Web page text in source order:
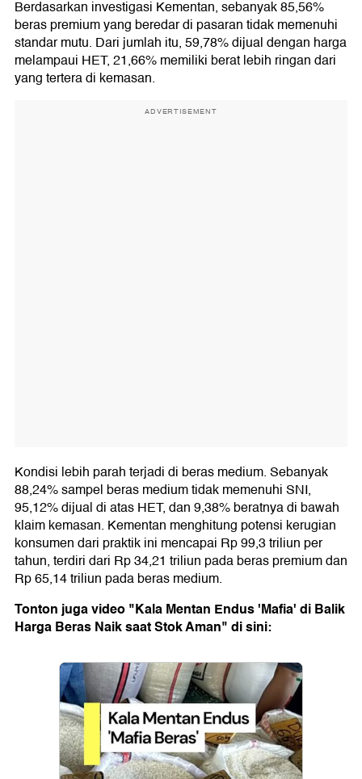
Berdasarkan investigasi Kementan, sebanyak 85,56%
beras premium yang beredar di pasaran tidak memenuhi
standar mutu. Dari jumlah itu, 59,78% dijual dengan harga
melampaui HET, 21,66% memiliki berat lebih ringan dari
yang tertera di kemasan.
ADVERTISEMENT
Kondisi lebih parah terjadi di beras medium. Sebanyak
88,24% sampel beras medium tidak memenuhi SNI,
95,12% dijual di atas HET, dan 9,38% beratnya di bawah
klaim kemasan. Kementan menghitung potensi kerugian
konsumen dari praktik ini mencapai Rp 99,3 triliun per
tahun, terdiri dari Rp 34,21 triliun pada beras premium dan
Rp 65,14 triliun pada beras medium.
Tonton juga video "Kala Mentan Endus 'Mafia' di Balik
Harga Beras Naik saat Stok Aman" di sini: